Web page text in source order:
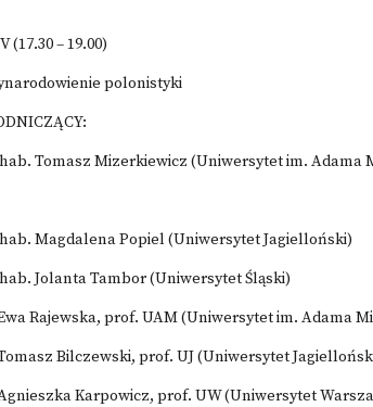
(17.30 – 19.00)
polonistyki
Tomasz Mizerkiewicz (Uniwersytet im. Adama
Magdalena Popiel (Uniwersytet Jagielloński)
Jolanta Tambor (Uniwersytet Śląski)
Rajewska, prof. UAM (Uniwersytet im. Adama
Bilczewski, prof. UJ (Uniwersytet
Karpowicz, prof. UW (Uniwersytet